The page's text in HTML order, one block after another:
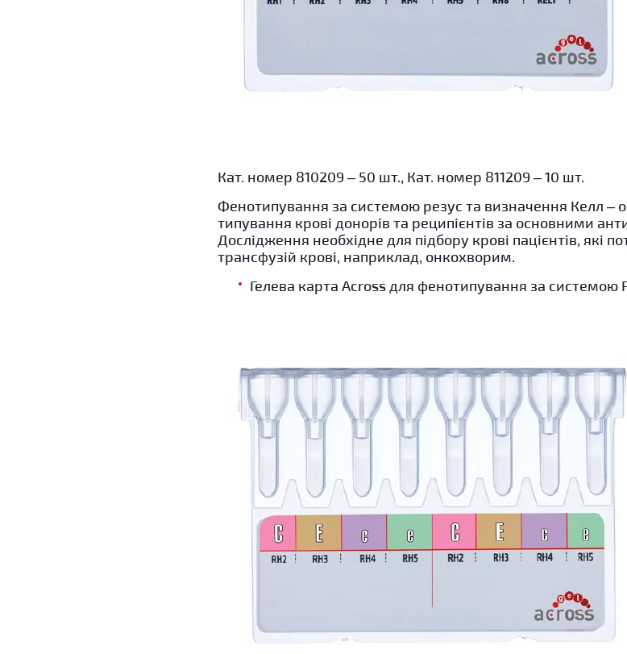
Кат. номер 810209 – 50 шт., Кат. номер 811209 – 10 шт.
Фенотипування за системою резус та визначення Келл –
типування крові донорів та реципієнтів за основними
Дослідження необхідне для підбору крові пацієнтів, які
трансфузій крові, наприклад, онкохворим.
Гелева карта Across для фенотипування за системою